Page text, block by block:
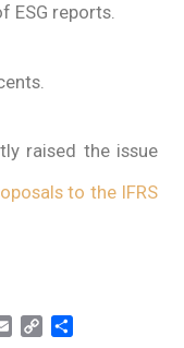
ESG reports.
raised the issue
to the IFRS
EmailCopy